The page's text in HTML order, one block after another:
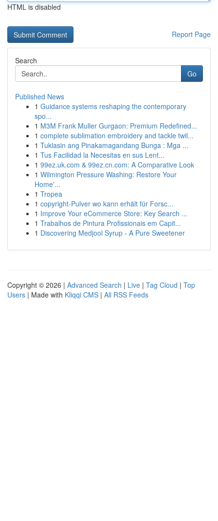
HTML is disabled
Report Page
Search
Go
Published News
1 Guidance systems reshaping the contemporary
spo...
1 M3M Frank Muller Gurgaon: Premium Redefined...
1 complete sublimation embroidery and tackle twil...
1 Tuklasin ang Pinakamagandang Bunga : Mga ...
1 Tus Facilidad la Necesitas en sus Lent...
1 99ez.uk.com & 99ez.cn.com: A Comparative Look
1 Wilmington Pressure Washing: Restore Your
Home'...
1 Tropea
1 copyright-Pulver wo kann erhält für Forsc...
1 Improve Your eCommerce Store: Key Search ...
1 Trabalhos de Pintura Profissionais em Capit...
1 Discovering Medjool Syrup - A Pure Sweetener
Copyright © 2026 | Advanced Search | Live | Tag Cloud | Top
Users | Made with Kliqqi CMS | All RSS Feeds